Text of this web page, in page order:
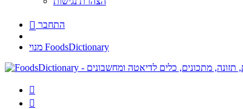
 התחבר
מנוי FoodsDictionary

